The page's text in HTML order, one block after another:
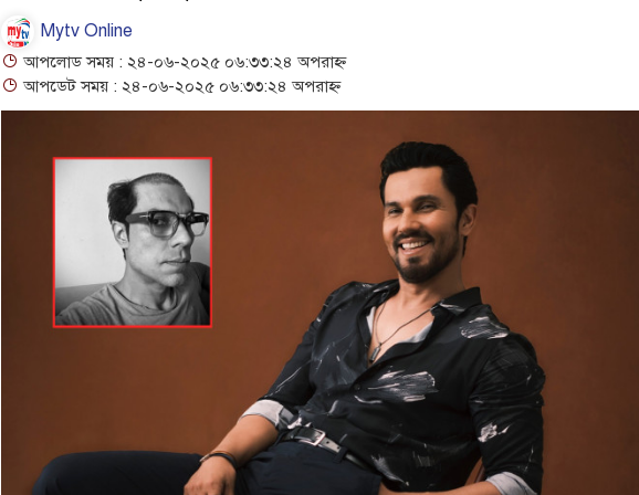
‘স্কুটি নাকি গোল্ড?’
১৫২২ পুলিশ সদস্যকে
সার্ককে আরও গতিশীল
প্রধানমন্ত্রীর সঙ্গে নবনিযুক্ত
জামায়াত ফেরেশতাদের দল
Mytv Online
আপলোড সময় : ২৪-০৬-২০২৫ ০৬:৩৩:২৪ অপরাহ্ন
আপডেট সময় : ২৪-০৬-২০২৫ ০৬:৩৩:২৪ অপরাহ্ন